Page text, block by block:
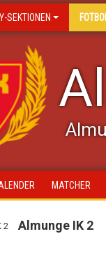
SEKTIONEN
MATCHER
Almunge IK 2